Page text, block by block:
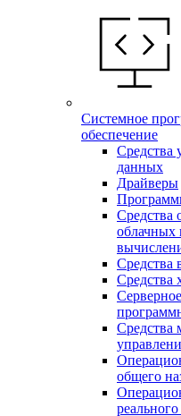
Системное
обеспечение
Средства
данных
Драйверы
Средства
облачных
Средства
Средства
Средства
общего